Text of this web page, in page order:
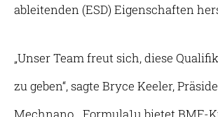
ableitenden (ESD) Eigenschaften
„Unser Team freut sich, diese
zu geben“, sagte Bryce Keeler,